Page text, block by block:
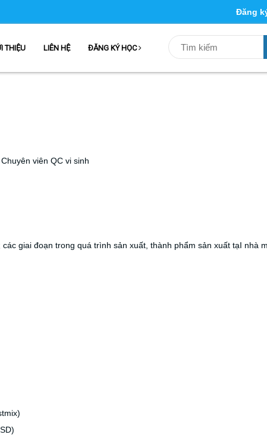
Đăng
THIỆU LIÊN HỆ ĐĂNG KÝ HỌC
viên QC vi sinh
giai đoạn trong quá trình sản xuất, thành phẩm sản xuất tạI nhà